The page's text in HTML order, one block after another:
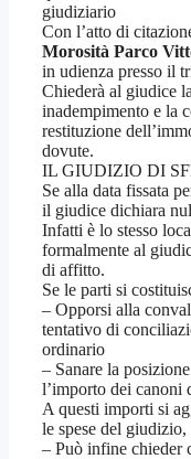
giudiziario
Con l’atto di
Morosità Parco
in udienza presso il
Chiederà al giudice
inadempimento e la
restituzione
dovute.
IL GIUDIZIO DI
Se alla data fissata
il giudice dichiara
Infatti è lo stesso
formalmente al
di affitto.
Se le parti si
– Opporsi alla
tentativo di
ordinario
– Sanare la
l’importo dei canoni
A questi importi si
le spese del
– Può infine chieder